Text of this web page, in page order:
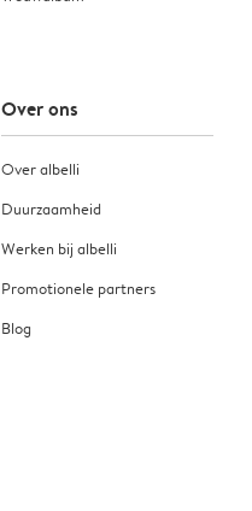
Over ons
Over albelli
Duurzaamheid
Werken bij albelli
Promotionele partners
Blog